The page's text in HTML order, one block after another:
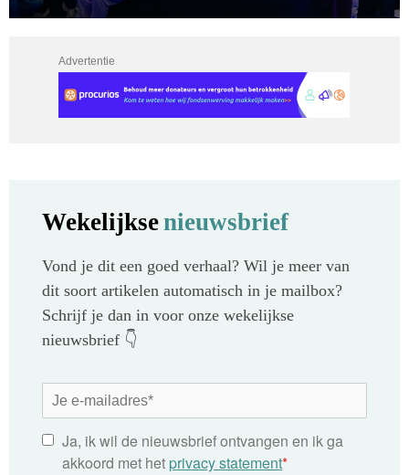
Advertentie
Wekelijksenieuwsbrief
Vond je dit een goed verhaal? Wil je meer van
dit soort artikelen automatisch in je mailbox?
Schrijf je dan in voor onze wekelijkse
nieuwsbrief 👇
Ja, ik wil de nieuwsbrief ontvangen en ik ga
akkoord met het privacy statement*